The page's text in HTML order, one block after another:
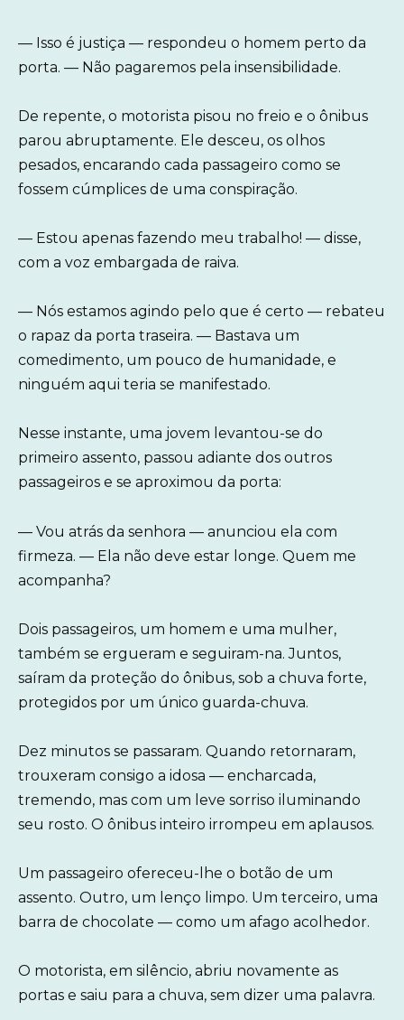
— Isso é justiça — respondeu o homem perto da
porta. — Não pagaremos pela insensibilidade.
De repente, o motorista pisou no freio e o ônibus
parou abruptamente. Ele desceu, os olhos
pesados, encarando cada passageiro como se
fossem cúmplices de uma conspiração.
— Estou apenas fazendo meu trabalho! — disse,
com a voz embargada de raiva.
— Nós estamos agindo pelo que é certo — rebateu
o rapaz da porta traseira. — Bastava um
comedimento, um pouco de humanidade, e
ninguém aqui teria se manifestado.
Nesse instante, uma jovem levantou-se do
primeiro assento, passou adiante dos outros
passageiros e se aproximou da porta:
— Vou atrás da senhora — anunciou ela com
firmeza. — Ela não deve estar longe. Quem me
acompanha?
Dois passageiros, um homem e uma mulher,
também se ergueram e seguiram-na. Juntos,
saíram da proteção do ônibus, sob a chuva forte,
protegidos por um único guarda-chuva.
Dez minutos se passaram. Quando retornaram,
trouxeram consigo a idosa — encharcada,
tremendo, mas com um leve sorriso iluminando
seu rosto. O ônibus inteiro irrompeu em aplausos.
Um passageiro ofereceu-lhe o botão de um
assento. Outro, um lenço limpo. Um terceiro, uma
barra de chocolate — como um afago acolhedor.
O motorista, em silêncio, abriu novamente as
portas e saiu para a chuva, sem dizer uma palavra.